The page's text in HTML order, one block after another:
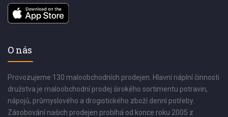
O nás
Provozujeme 130 maloobchodních prodejen. Hlavní náplní činnosti
družstva je maloobchodní prodej širokého sortimentu potravin,
nápojů, průmyslového a drogistického zboží denní potřeby.
Zásobování našich prodejen probíhá od konce roku 2005 z